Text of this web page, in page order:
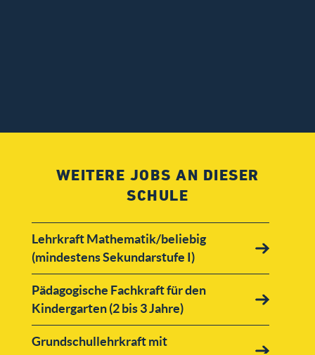
WEITERE JOBS AN DIESER
SCHULE
Lehrkraft Mathematik/beliebig
(mindestens Sekundarstufe I)
Pädagogische Fachkraft für den
Kindergarten (2 bis 3 Jahre)
Grundschullehrkraft mit